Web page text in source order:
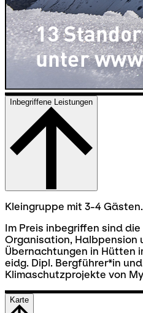
Inbegriffene Leistungen
Kleingruppe mit 3-4 Gästen.
Im Preis inbegriffen sind
Organisation, Halbpension
Übernachtungen in Hütten
eidg. Dipl. Bergführer*in
Klimaschutzprojekte von
Karte